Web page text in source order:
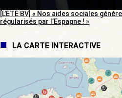
[L’ÉTÉ BV] « Nos aides sociales
régularisés par l’Espagne ! »
LA CARTE INTERACTIVE